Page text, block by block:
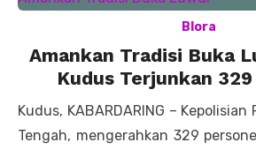
Blora
Amankan Tradisi Buka
Kudus Terjunkan
Kudus, KABARDARING –
Tengah, mengerahkan 329